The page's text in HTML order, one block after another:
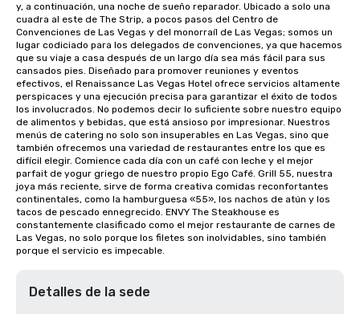
y, a continuación, una noche de sueño reparador. Ubicado a solo una
cuadra al este de The Strip, a pocos pasos del Centro de
Convenciones de Las Vegas y del monorraíl de Las Vegas; somos un
lugar codiciado para los delegados de convenciones, ya que hacemos
que su viaje a casa después de un largo día sea más fácil para sus
cansados pies. Diseñado para promover reuniones y eventos
efectivos, el Renaissance Las Vegas Hotel ofrece servicios altamente
perspicaces y una ejecución precisa para garantizar el éxito de todos
los involucrados. No podemos decir lo suficiente sobre nuestro equipo
de alimentos y bebidas, que está ansioso por impresionar. Nuestros
menús de catering no solo son insuperables en Las Vegas, sino que
también ofrecemos una variedad de restaurantes entre los que es
difícil elegir. Comience cada día con un café con leche y el mejor
parfait de yogur griego de nuestro propio Ego Café. Grill 55, nuestra
joya más reciente, sirve de forma creativa comidas reconfortantes
continentales, como la hamburguesa «55», los nachos de atún y los
tacos de pescado ennegrecido. ENVY The Steakhouse es
constantemente clasificado como el mejor restaurante de carnes de
Las Vegas, no solo porque los filetes son inolvidables, sino también
porque el servicio es impecable.
Detalles de la sede